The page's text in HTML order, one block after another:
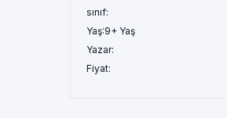
sınıf:
Yaş:9+ Yaş
Yazar:
Fiyat: